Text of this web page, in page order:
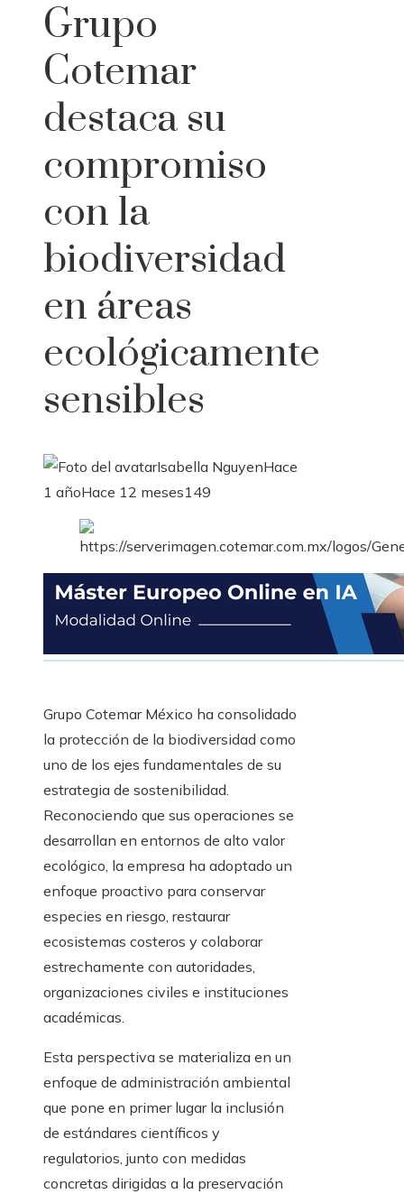
Grupo
Cotemar
destaca su
compromiso
con la
biodiversidad
en áreas
ecológicamente
sensibles
Isabella NguyenHace
1 añoHace 12 meses149
Grupo Cotemar México ha consolidado
la protección de la biodiversidad como
uno de los ejes fundamentales de su
estrategia de sostenibilidad.
Reconociendo que sus operaciones se
desarrollan en entornos de alto valor
ecológico, la empresa ha adoptado un
enfoque proactivo para conservar
especies en riesgo, restaurar
ecosistemas costeros y colaborar
estrechamente con autoridades,
organizaciones civiles e instituciones
académicas.
Esta perspectiva se materializa en un
enfoque de administración ambiental
que pone en primer lugar la inclusión
de estándares científicos y
regulatorios, junto con medidas
concretas dirigidas a la preservación